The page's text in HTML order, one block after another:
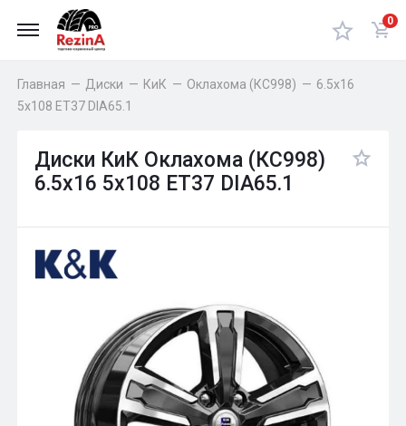
0
Главная — Диски — КиК — Оклахома (КС998) — 6.5x16
5x108 ET37 DIA65.1
Диски КиК Оклахома (КС998)
6.5x16 5x108 ET37 DIA65.1